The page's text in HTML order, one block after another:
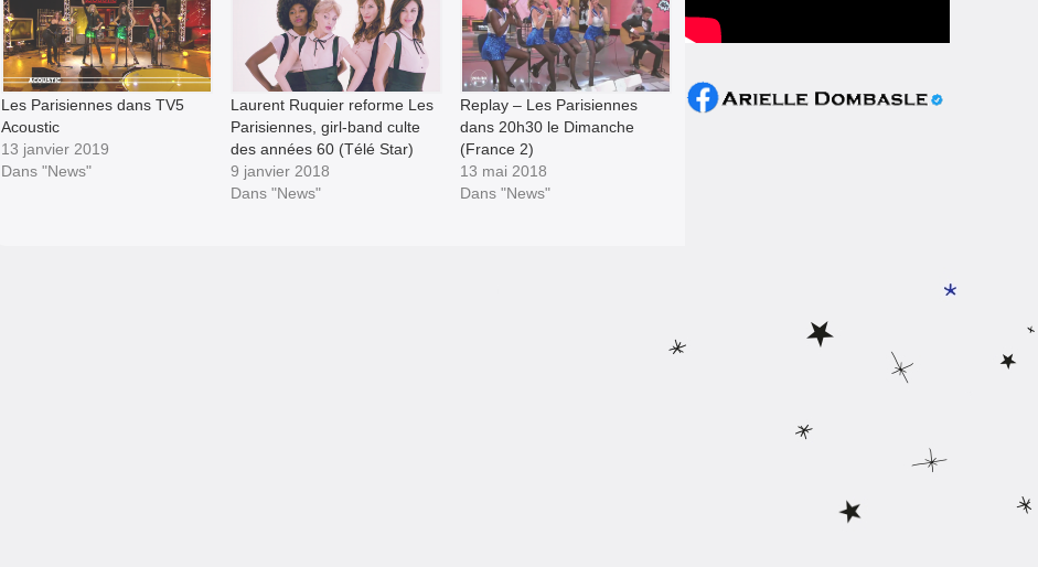
Les Parisiennes dans TV5
Acoustic
13 janvier 2019
Dans "News"
Laurent Ruquier reforme Les
Parisiennes, girl-band culte
des années 60 (Télé Star)
9 janvier 2018
Dans "News"
Replay – Les Parisiennes
dans 20h30 le Dimanche
(France 2)
13 mai 2018
Dans "News"